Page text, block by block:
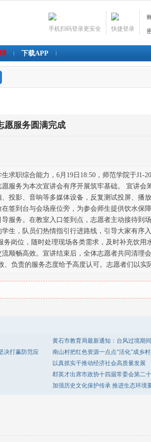
快捷登录
手机扫码登录更安全
下载APP
愿服务圆满完成
求职综合能力，6月19日18:50，师范学院于J1-
服务为本次宣讲会有序开展筑牢基础。 宣讲会
投影、音响等多媒体设备，反复测试投屏、播
签到台与会场座位旁，为参会师生提供饮水保
服务。在教室入口签到点，志愿者主动接待到
生，队员们热情指引行进路线，引导大家有序
岗位，随时处理现场各类需求，及时补充饮用
顺畅高效。宣讲结束后，全体志愿者共同清理
负责的服务态度给予高度认可。志愿者们以实
黄石市教育局最新通知：台风过境期
决打赢防范应
南山村把红色资源一点点“活化”成乡
以真抓实干推动经济社会高质量发展
郄英才出席市政协十四届常委会第二
加强历史文化保护传承 推进生态环境